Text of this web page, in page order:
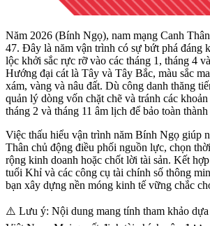
Năm 2026 (Bính Ngọ), nam mạng Canh
47. Đây là năm vận trình có sự bứt phá đáng
lộc khởi sắc rực rỡ vào các tháng 1, tháng 4
Hướng đại cát là Tây và Tây Bắc, màu sắc
xám, vàng và nâu đất. Dù công danh thăng
quản lý dòng vốn chặt chẽ và tránh các
tháng 2 và tháng 11 âm lịch để bảo toàn
Việc thấu hiểu vận trình năm Bính Ngọ giúp
Thân chủ động điều phối nguồn lực, chọn
rộng kinh doanh hoặc chốt lời tài sản. Kết
tuổi Khỉ và các công cụ tài chính số thông
bạn xây dựng nền móng kinh tế vững chắc
⚠️ Lưu ý: Nội dung mang tính tham khảo dựa